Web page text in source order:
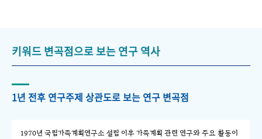
키워드 변곡점으로 보는 연구 역사
1년 전후 연구주제 상관도로 보는 연구 변곡점
1970년 국립가족계획연구소 설립 이후 가족계획 관련 연구와 주요 활동이